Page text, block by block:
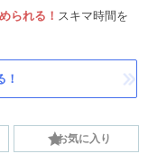
られる！ スキマ時間を
！
お気に入り